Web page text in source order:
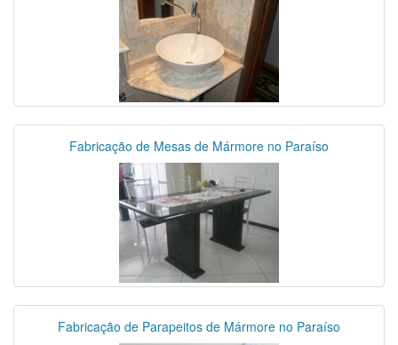
Fabricação de Mesas de Mármore no Paraíso
Fabricação de Parapeitos de Mármore no Paraíso